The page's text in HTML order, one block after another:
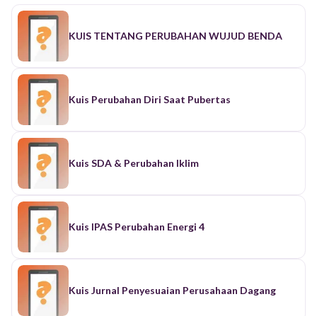
KUIS TENTANG PERUBAHAN WUJUD BENDA
Kuis Perubahan Diri Saat Pubertas
Kuis SDA & Perubahan Iklim
Kuis IPAS Perubahan Energi 4
Kuis Jurnal Penyesuaian Perusahaan Dagang